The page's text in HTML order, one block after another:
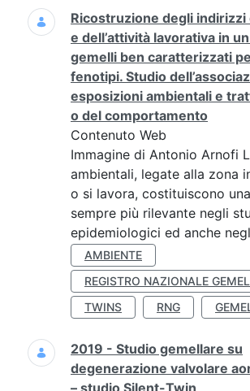
Ricostruzione degli indirizzi
e dell’attività lavorativa in
gemelli ben caratterizzati
fenotipi. Studio
esposizioni ambientali e
o del comportamento
Contenuto Web
Immagine di Antonio Arnofi
ambientali, legate alla zona
o si lavora, costituiscono
sempre più rilevante negli
epidemiologici ed anche
AMBIENTE
REGISTRO NAZIONALE
TWINS
RNG
2019 - Studio gemellare su
degenerazione valvolare
– studio Silent-Twin